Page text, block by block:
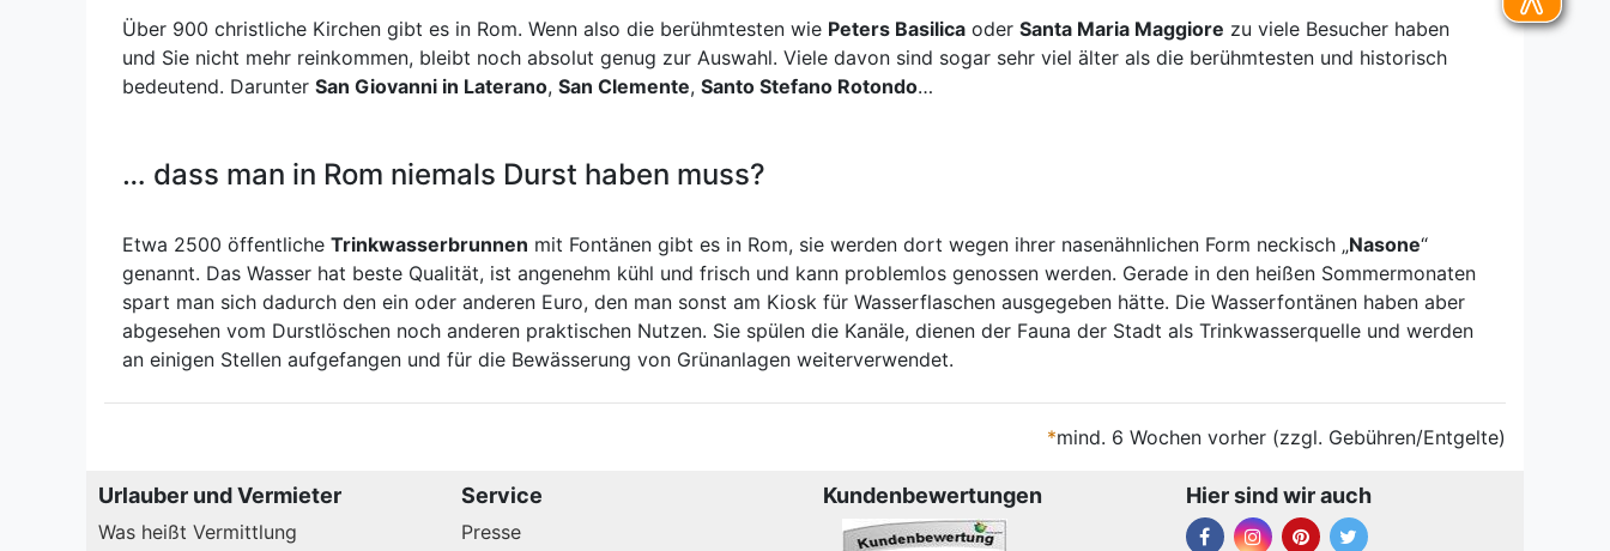
In Rom den Mythen auf der Spur
Wie eine Schlange windet sich der Tiber durch Rom und
teilt die Stadt. Der Fluss ist es, der „in ihrer Mitte
wunderbar luftige Räume öffnet“ schwärmt Pier Paolo
Pasolini 1957 über die Schönheit – aber auch Hässlichkeit –
der Stadt. Die italienische Metropole lebt von ihren
lebendiger Vielfalt und natürlich [...]
Über 900 christliche Kirchen gibt es in Rom. Wenn also die berühmtesten wie Peters Basilica oder Santa Maria Maggiore zu viele Besucher haben
und Sie nicht mehr reinkommen, bleibt noch absolut genug zur Auswahl. Viele davon sind sogar sehr viel älter als die berühmtesten und historisch
bedeutend. Darunter San Giovanni in Laterano, San Clemente, Santo Stefano Rotondo…
… dass man in Rom niemals Durst haben muss?
Etwa 2500 öffentliche Trinkwasserbrunnen mit Fontänen gibt es in Rom, sie werden dort wegen ihrer nasenähnlichen Form neckisch „Nasone“
genannt. Das Wasser hat beste Qualität, ist angenehm kühl und frisch und kann problemlos genossen werden. Gerade in den heißen Sommermonaten
spart man sich dadurch den ein oder anderen Euro, den man sonst am Kiosk für Wasserflaschen ausgegeben hätte. Die Wasserfontänen haben aber
abgesehen vom Durstlöschen noch anderen praktischen Nutzen. Sie spülen die Kanäle, dienen der Fauna der Stadt als Trinkwasserquelle und werden
an einigen Stellen aufgefangen und für die Bewässerung von Grünanlagen weiterverwendet.
*mind. 6 Wochen vorher (zzgl. Gebühren/Entgelte)
Urlauber und Vermieter
Was heißt Vermittlung
Service
Presse
Kundenbewertungen Hier sind wir auch